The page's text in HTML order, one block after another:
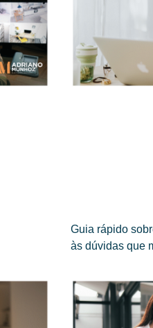
Guia rápido
às dúvidas que